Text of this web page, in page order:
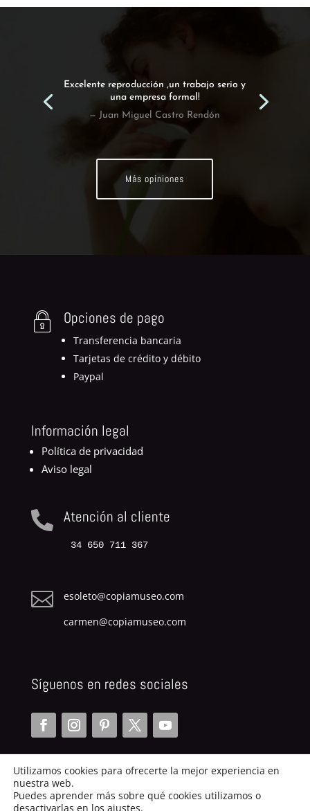
Excelente reproducción ,un trabajo serio y
una empresa formal!
— Juan Miguel Castro Rendón
Más opiniones
Opciones de pago
Transferencia bancaria
Tarjetas de crédito y débito
Paypal
Información legal
Política de privacidad
Aviso legal
 Atención al cliente
34 650 711 367

esoleto@copiamuseo.com
carmen@copiamuseo.com
Síguenos en redes sociales
Utilizamos cookies para ofrecerte la mejor experiencia en
nuestra web.
Puedes aprender más sobre qué cookies utilizamos o
desactivarlas en los ajustes.